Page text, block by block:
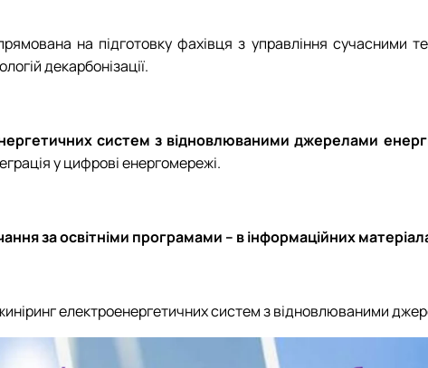
на підготовку фахівця з управління сучасними
декарбонізації.
систем з відновлюваними джерелами
у цифрові енергомережі.
за освітніми програмами – в інформаційних
електроенергетичних систем з відновлюваними